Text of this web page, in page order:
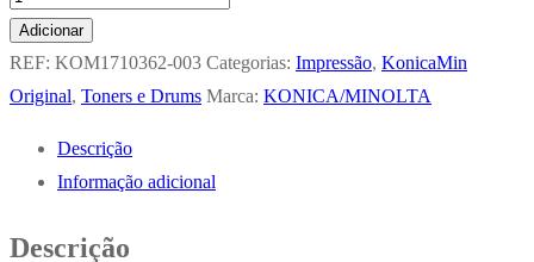
de
Toner
Konica
Magenta
1710362-
Adicionar
REF: KOM1710362-003 Categorias: Impressão, KonicaMin
Original, Toners e Drums Marca: KONICA/MINOLTA
Descrição
Informação adicional
Descrição